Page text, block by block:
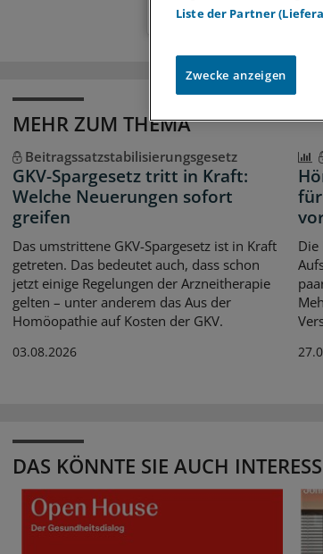
MEHR ZUM THEMA
Beitragssatzstabilisierungsgesetz
GKV-Spargesetz tritt in Kraft:
Welche Neuerungen sofort
greifen
Das umstrittene GKV-Spargesetz ist in Kraft
getreten. Das bedeutet auch, dass schon
jetzt einige Regelungen der Arzneitherapie
gelten – unter anderem das Aus der
Homöopathie auf Kosten der GKV.
03.08.2026
Die
DAS KÖNNTE SIE AUCH
Liste der Partner
Zwecke anzeigen